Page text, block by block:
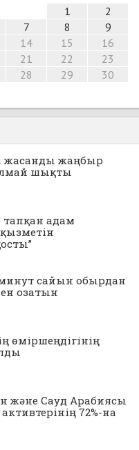
1
2
7 8
9
14 15
16
21 22
23
28 29
30
жасанды жаңбыр
шықты
адам
минут сайын обырдан
озатын
өміршеңдігінің
және Сауд Арабиясы
72%-на